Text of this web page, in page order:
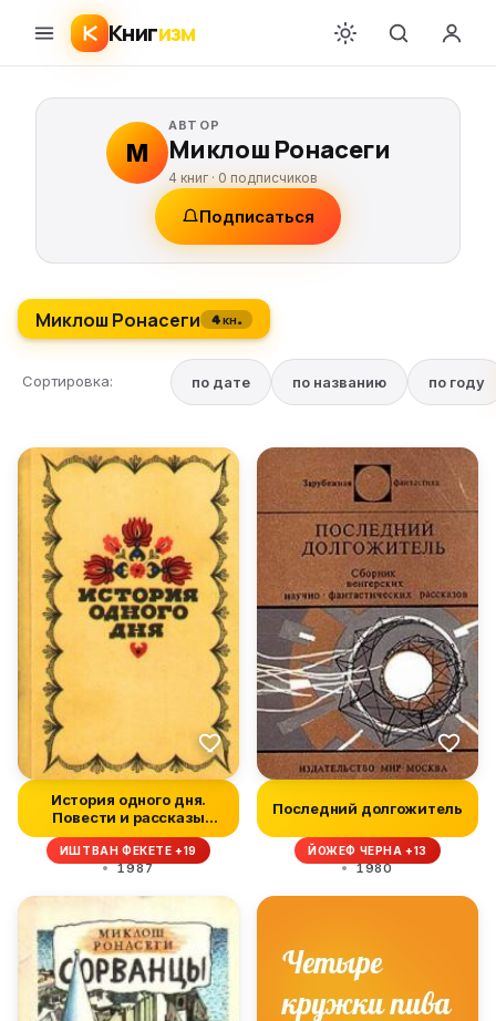
Книгизм
М
АВТОР
Миклош Ронасеги
4 книг · 0 подписчиков
Подписаться
Миклош Ронасеги 4 кн.
Сортировка: по дате по названию по году
История одного дня.
Повести и рассказы
венгерских...
ИШТВАН ФЕКЕТЕ +19
1987
Последний долгожитель
ЙОЖЕФ ЧЕРНА +13
1980